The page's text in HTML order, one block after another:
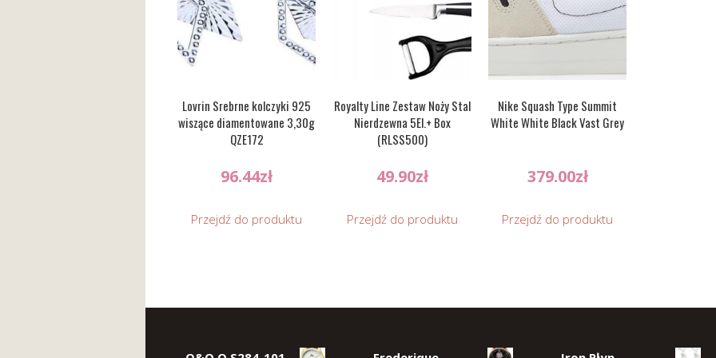
Lovrin Srebrne kolczyki 925
wiszące diamentowane 3,30g
QZE172
96.44zł
Przejdź do produktu
Royalty Line Zestaw Noży Stal
Nierdzewna 5El.+ Box
(RLSS500)
49.90zł
Przejdź do produktu
Nike Squash Type Summit
White White Black Vast Grey
379.00zł
Przejdź do produktu